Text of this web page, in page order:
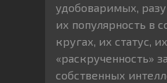
удобоваримых,
их популярность в
кругах, их статус, их
«раскрученность»
собственных